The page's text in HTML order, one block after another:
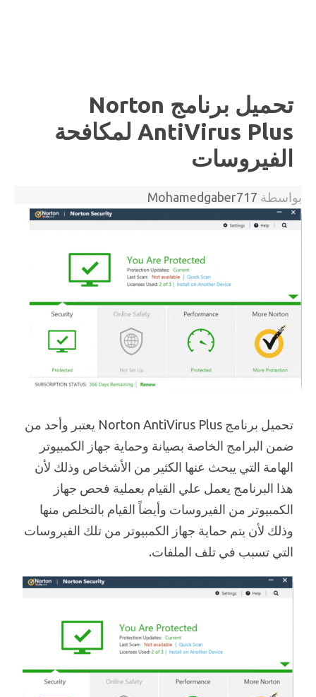
تحميل برنامج Norton
AntiVirus Plus لمكافحة
الفيروسات
بواسطة Mohamedgaber717
تحميل برنامج Norton AntiVirus Plus يعتبر وأحد من
ضمن البرامج الخاصة بصيانة وحماية جهاز الكمبيوتر
الهامة التي يبحث عنها الكثير من الأشخاص وذلك لأن
هذا البرنامج يعمل علي القيام بعملية فحص جهاز
الكمبيوتر من الفيروسات وأيضاً القيام بالتخلص منها
وذلك لأن يتم حماية جهاز الكمبيوتر من تلك الفيروسات
التي تسبب في تلف الملفات.